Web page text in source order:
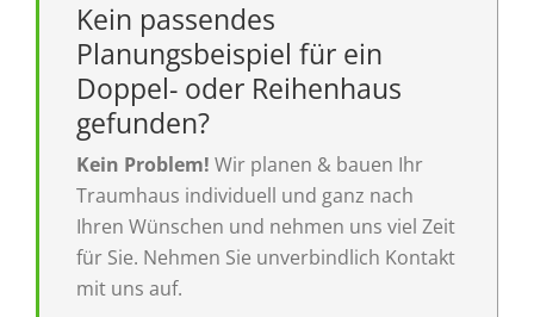
Kein passendes
Planungsbeispiel für ein
Doppel- oder Reihenhaus
gefunden?
Kein Problem! Wir planen & bauen Ihr
Traumhaus individuell und ganz nach
Ihren Wünschen und nehmen uns viel Zeit
für Sie. Nehmen Sie unverbindlich Kontakt
mit uns auf.